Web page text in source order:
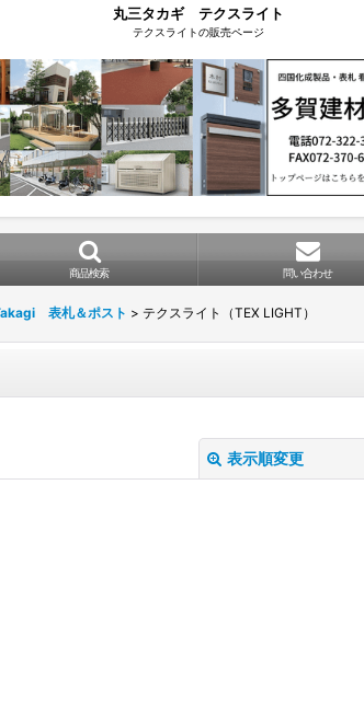
丸三タカギ テクスライト
テクスライトの販売ページ
商品検索 問い合わせ
表札＆ポスト > テクスライト（TEX LIGHT）
表示順変更